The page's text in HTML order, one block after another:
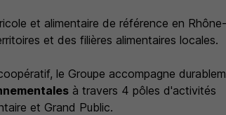
et alimentaire de référence en Rhône-
et des filières alimentaires locales.
le Groupe accompagne
à travers 4 pôles d'activités
et Grand Public.